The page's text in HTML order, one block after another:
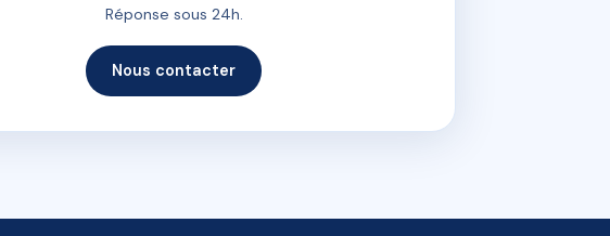
Réponse sous 24h.
Nous contacter